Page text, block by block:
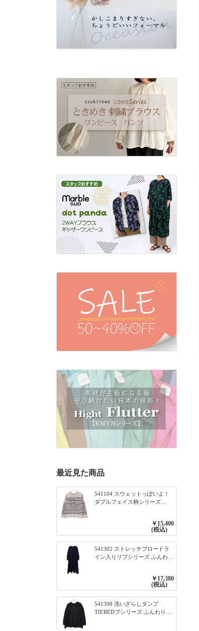
最近見た商品
541104 スウェットっぽいよ！
ダブルフェイス柄シリーズ
ージュ×ネイビー／レッド￥15,400
(税込)
541302 ストレッチブロードラ
イン入りリブシリーズ ふんわり
￥17,380
(税込)
541308 洗いざらしダンプ
TIEREDブシリーズ ふんわりテ